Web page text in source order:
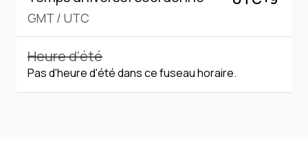
GMT / UTC
Heure d'été
Pas d'heure d'été dans ce fuseau horaire.